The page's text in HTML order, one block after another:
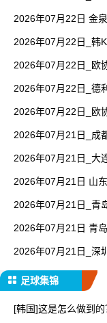
2026年07月22日 金
2026年07月22日_韩
2026年07月22日_欧
2026年07月22日_德
2026年07月22日_欧
2026年07月21日_成
2026年07月21日_大
2026年07月21日 山
2026年07月21日_青
2026年07月21日 青
2026年07月21日_深
足球集锦
[韩国]这是怎么做到